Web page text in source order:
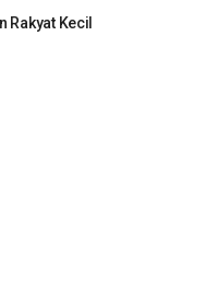
Rakyat Kecil